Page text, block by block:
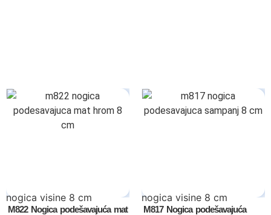
nogica visine 8 cm
M822 Nogica podešavajuća mat
nogica visine 8 cm
M817 Nogica podešavajuća